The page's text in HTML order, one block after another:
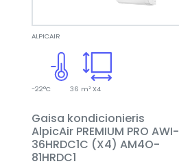
ALPICAIR
36 m² X4
-22°C
Gaisa kondicionieris
AlpicAir PREMIUM PRO AWI-
36HRDC1C (X4) AM4O-
81HRDC1